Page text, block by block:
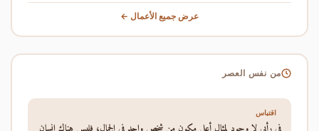
عرض جميع الأعمال ←
من نفس العصر
اقتباس